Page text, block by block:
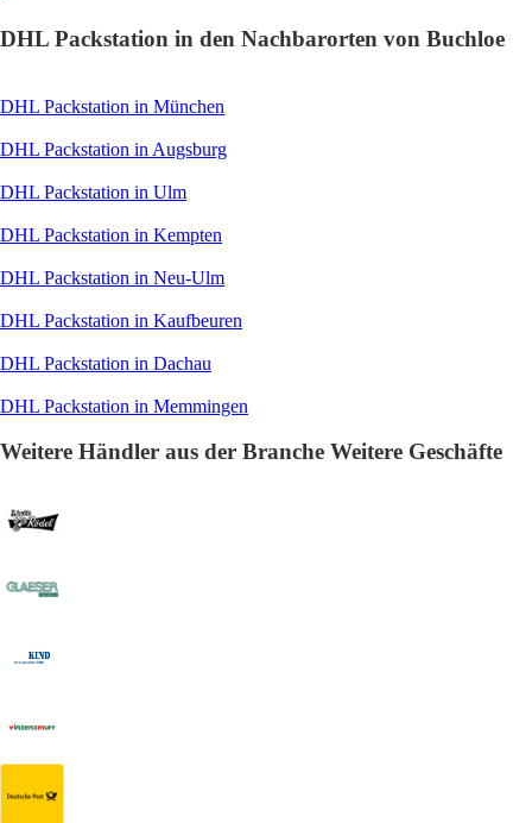
DHL Packstation in den Nachbarorten von Buchloe
DHL Packstation in München
DHL Packstation in Augsburg
DHL Packstation in Ulm
DHL Packstation in Kempten
DHL Packstation in Neu-Ulm
DHL Packstation in Kaufbeuren
DHL Packstation in Dachau
DHL Packstation in Memmingen
Weitere Händler aus der Branche Weitere Geschäfte